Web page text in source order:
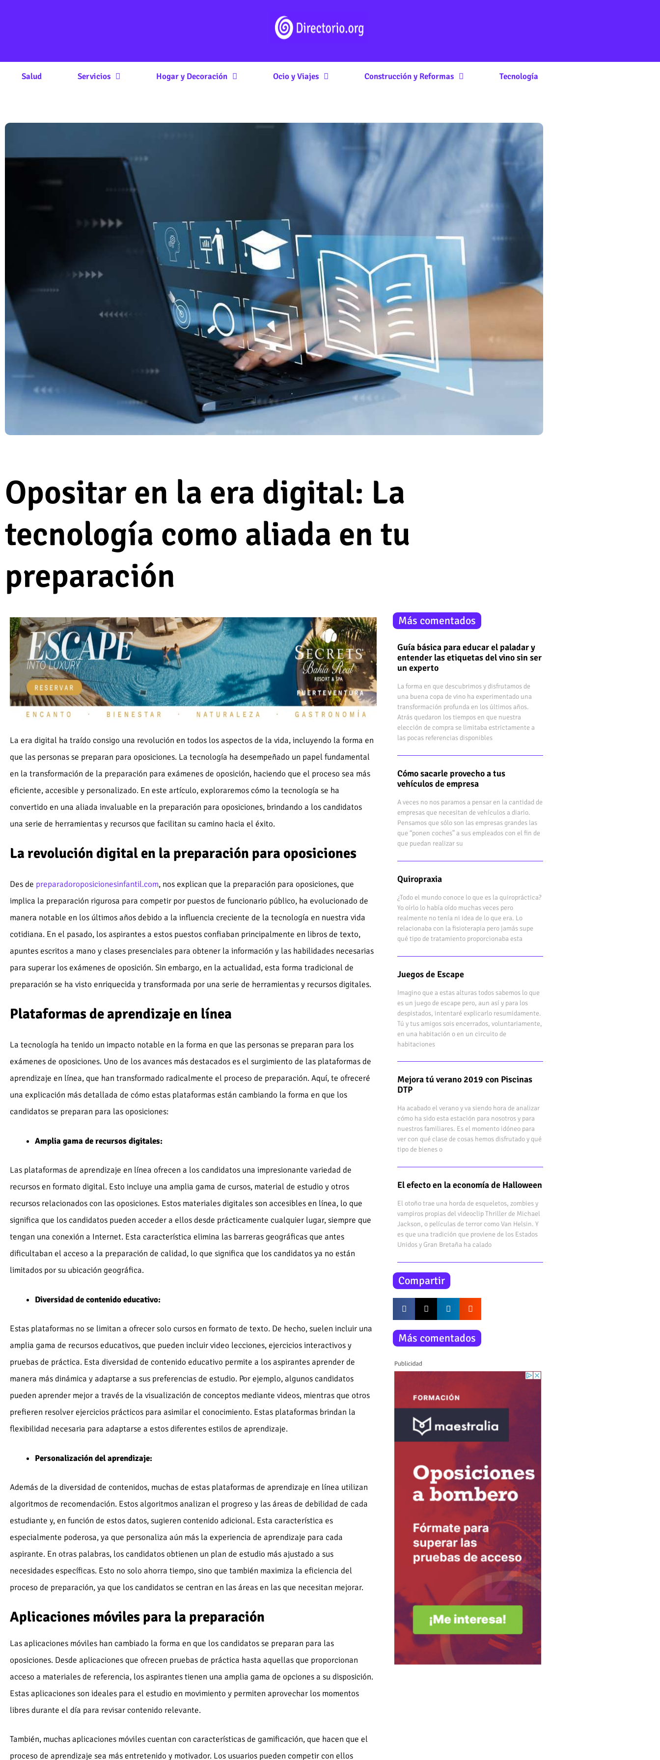
Salud Servicios Hogar y Decoración Ocio y Viajes Construcción y Reformas Tecnología
Opositar en la era digital: La
tecnología como aliada en tu
preparación
La era digital ha traído consigo una revolución en todos los aspectos de la vida, incluyendo la forma en
que las personas se preparan para oposiciones. La tecnología ha desempeñado un papel fundamental
en la transformación de la preparación para exámenes de oposición, haciendo que el proceso sea más
eficiente, accesible y personalizado. En este artículo, exploraremos cómo la tecnología se ha
convertido en una aliada invaluable en la preparación para oposiciones, brindando a los candidatos
una serie de herramientas y recursos que facilitan su camino hacia el éxito.
La revolución digital en la preparación para oposiciones
Des de preparadoroposicionesinfantil.com, nos explican que la preparación para oposiciones, que
implica la preparación rigurosa para competir por puestos de funcionario público, ha evolucionado de
manera notable en los últimos años debido a la influencia creciente de la tecnología en nuestra vida
cotidiana. En el pasado, los aspirantes a estos puestos confiaban principalmente en libros de texto,
apuntes escritos a mano y clases presenciales para obtener la información y las habilidades necesarias
para superar los exámenes de oposición. Sin embargo, en la actualidad, esta forma tradicional de
preparación se ha visto enriquecida y transformada por una serie de herramientas y recursos digitales.
Plataformas de aprendizaje en línea
La tecnología ha tenido un impacto notable en la forma en que las personas se preparan para los
exámenes de oposiciones. Uno de los avances más destacados es el surgimiento de las plataformas de
aprendizaje en línea, que han transformado radicalmente el proceso de preparación. Aquí, te ofreceré
una explicación más detallada de cómo estas plataformas están cambiando la forma en que los
candidatos se preparan para las oposiciones:
Amplia gama de recursos digitales:
Las plataformas de aprendizaje en línea ofrecen a los candidatos una impresionante variedad de
recursos en formato digital. Esto incluye una amplia gama de cursos, material de estudio y otros
recursos relacionados con las oposiciones. Estos materiales digitales son accesibles en línea, lo que
significa que los candidatos pueden acceder a ellos desde prácticamente cualquier lugar, siempre que
tengan una conexión a Internet. Esta característica elimina las barreras geográficas que antes
dificultaban el acceso a la preparación de calidad, lo que significa que los candidatos ya no están
limitados por su ubicación geográfica.
Diversidad de contenido educativo:
Estas plataformas no se limitan a ofrecer solo cursos en formato de texto. De hecho, suelen incluir una
amplia gama de recursos educativos, que pueden incluir video lecciones, ejercicios interactivos y
pruebas de práctica. Esta diversidad de contenido educativo permite a los aspirantes aprender de
manera más dinámica y adaptarse a sus preferencias de estudio. Por ejemplo, algunos candidatos
pueden aprender mejor a través de la visualización de conceptos mediante videos, mientras que otros
prefieren resolver ejercicios prácticos para asimilar el conocimiento. Estas plataformas brindan la
flexibilidad necesaria para adaptarse a estos diferentes estilos de aprendizaje.
Personalización del aprendizaje:
Además de la diversidad de contenidos, muchas de estas plataformas de aprendizaje en línea utilizan
algoritmos de recomendación. Estos algoritmos analizan el progreso y las áreas de debilidad de cada
estudiante y, en función de estos datos, sugieren contenido adicional. Esta característica es
especialmente poderosa, ya que personaliza aún más la experiencia de aprendizaje para cada
aspirante. En otras palabras, los candidatos obtienen un plan de estudio más ajustado a sus
necesidades específicas. Esto no solo ahorra tiempo, sino que también maximiza la eficiencia del
proceso de preparación, ya que los candidatos se centran en las áreas en las que necesitan mejorar.
Aplicaciones móviles para la preparación
Las aplicaciones móviles han cambiado la forma en que los candidatos se preparan para las
oposiciones. Desde aplicaciones que ofrecen pruebas de práctica hasta aquellas que proporcionan
acceso a materiales de referencia, los aspirantes tienen una amplia gama de opciones a su disposición.
Estas aplicaciones son ideales para el estudio en movimiento y permiten aprovechar los momentos
libres durante el día para revisar contenido relevante.
También, muchas aplicaciones móviles cuentan con características de gamificación, que hacen que el
proceso de aprendizaje sea más entretenido y motivador. Los usuarios pueden competir con ellos
Más comentados
Guía básica para educar el paladar y
entender las etiquetas del vino sin ser
un experto
La forma en que descubrimos y disfrutamos de
una buena copa de vino ha experimentado una
transformación profunda en los últimos años.
Atrás quedaron los tiempos en que nuestra
elección de compra se limitaba estrictamente a
las pocas referencias disponibles
Cómo sacarle provecho a tus
vehículos de empresa
A veces no nos paramos a pensar en la cantidad de
empresas que necesitan de vehículos a diario.
Pensamos que sólo son las empresas grandes las
que “ponen coches” a sus empleados con el fin de
que puedan realizar su
Quiropraxia
¿Todo el mundo conoce lo que es la quiropráctica?
Yo oírlo lo había oído muchas veces pero
realmente no tenía ni idea de lo que era. Lo
relacionaba con la fisioterapia pero jamás supe
qué tipo de tratamiento proporcionaba esta
Juegos de Escape
Imagino que a estas alturas todos sabemos lo que
es un juego de escape pero, aun así y para los
despistados, intentaré explicarlo resumidamente.
Tú y tus amigos sois encerrados, voluntariamente,
en una habitación o en un circuito de
habitaciones
Mejora tú verano 2019 con Piscinas
DTP
Ha acabado el verano y va siendo hora de analizar
cómo ha sido esta estación para nosotros y para
nuestros familiares. Es el momento idóneo para
ver con qué clase de cosas hemos disfrutado y qué
tipo de bienes o
El efecto en la economía de Halloween
El otoño trae una horda de esqueletos, zombies y
vampiros propias del videoclip Thriller de Michael
Jackson, o películas de terror como Van Helsin. Y
es que una tradición que proviene de los Estados
Unidos y Gran Bretaña ha calado
Compartir
Más comentados